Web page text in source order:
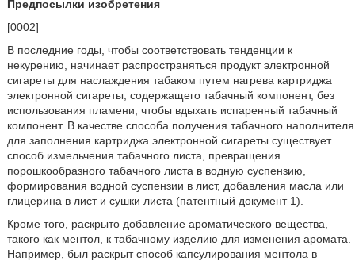
Предпосылки изобретения
[0002]
В последние годы, чтобы соответствовать тенденции к
некурению, начинает распространяться продукт электронной
сигареты для наслаждения табаком путем нагрева картриджа
электронной сигареты, содержащего табачный компонент, без
использования пламени, чтобы вдыхать испаренный табачный
компонент. В качестве способа получения табачного наполнителя
для заполнения картриджа электронной сигареты существует
способ измельчения табачного листа, превращения
порошкообразного табачного листа в водную суспензию,
формирования водной суспензии в лист, добавления масла или
глицерина в лист и сушки листа (патентный документ 1).
Кроме того, раскрыто добавление ароматического вещества,
такого как ментол, к табачному изделию для изменения аромата.
Например, был раскрыт способ капсулирования ментола в